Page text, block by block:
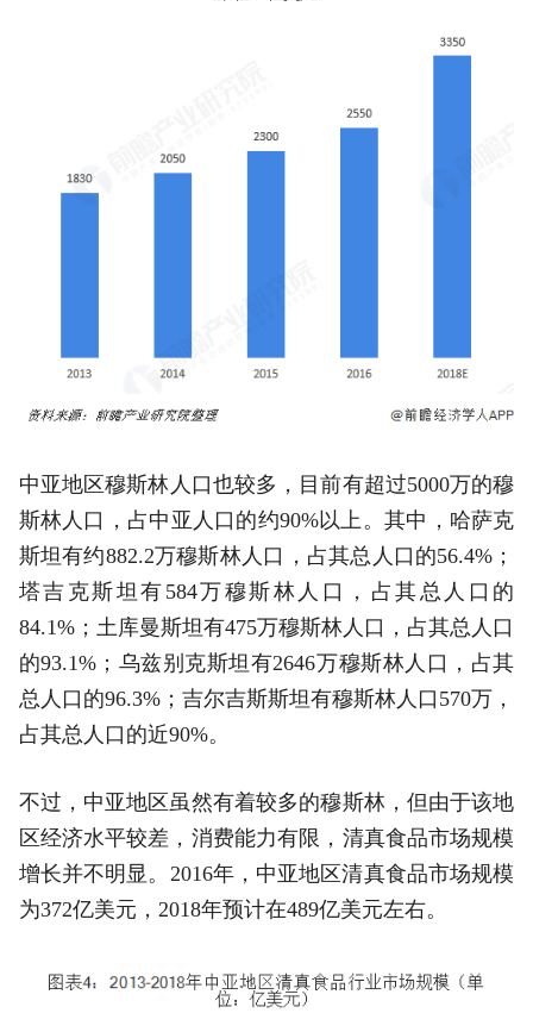
中亚地区穆斯林人口也较多，目前有超过5000万的穆
斯林人口，占中亚人口的约90%以上。其中，哈萨克
斯坦有约882.2万穆斯林人口，占其总人口的56.4%；
塔吉克斯坦有584万穆斯林人口，占其总人口的
84.1%；土库曼斯坦有475万穆斯林人口，占其总人口
的93.1%；乌兹别克斯坦有2646万穆斯林人口，占其
总人口的96.3%；吉尔吉斯斯坦有穆斯林人口570万，
占其总人口的近90%。
不过，中亚地区虽然有着较多的穆斯林，但由于该地
区经济水平较差，消费能力有限，清真食品市场规模
增长并不明显。2016年，中亚地区清真食品市场规模
为372亿美元，2018年预计在489亿美元左右。